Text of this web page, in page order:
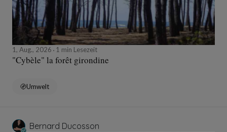
1, Aug., 2026 1 min Lesezeit
"Cybèle" la forêt girondine
Umwelt
Bernard Ducosson